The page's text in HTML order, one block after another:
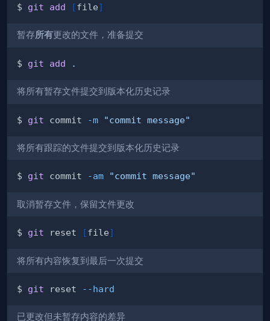
$ git add [file]
暂存所有更改的文件，准备提交
$ git add .
将所有暂存文件提交到版本化历史记录
$ git commit -m "commit message"
将所有跟踪的文件提交到版本化历史记录
$ git commit -am "commit message"
取消暂存文件，保留文件更改
$ git reset [file]
将所有内容恢复到最后一次提交
$ git reset --hard
已更改但未暂存内容的差异